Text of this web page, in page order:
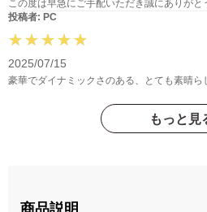
この度は早急にご手配いただき誠にありがと
投稿者: PC
2025/07/15
豪華でダイナミックさのある、とても素晴ら
もっと見